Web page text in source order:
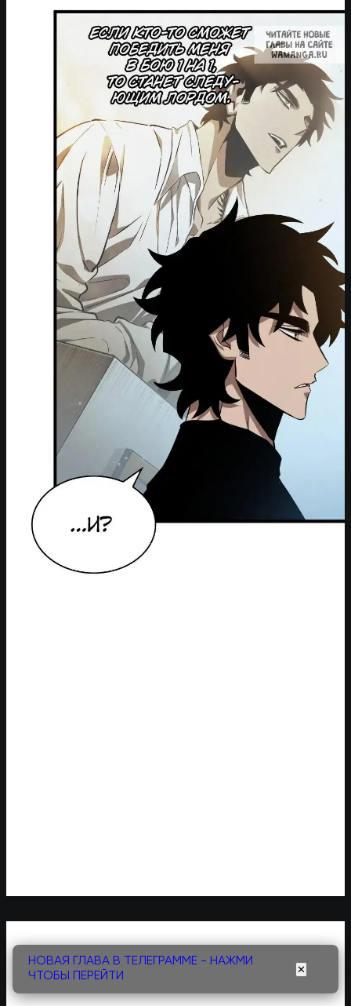
НОВАЯ ГЛАВА В ТЕЛЕГРАММЕ - НАЖМИ
ЧТОБЫ ПЕРЕЙТИ
✕